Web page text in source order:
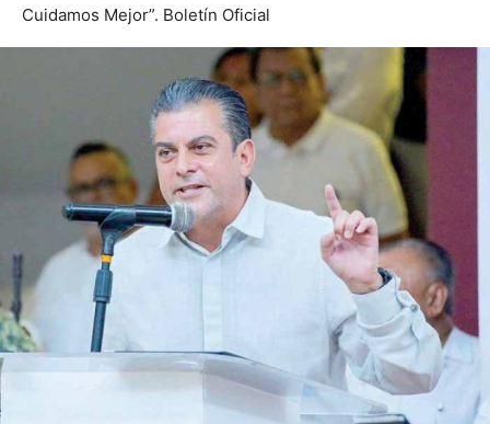
Cuidamos Mejor”. Boletín Oficial